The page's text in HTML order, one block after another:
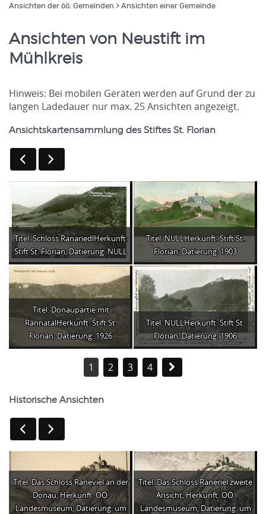
Ansichten der öö. Gemeinden > Ansichten einer Gemeinde
Ansichten von Neustift im
Mühlkreis
Hinweis: Bei mobilen Geräten werden auf Grund der zu
langen Ladedauer nur max. 25 Ansichten angezeigt.
Ansichtskartensammlung des Stiftes St. Florian
Titel: Schloss RanariedlHerkunft:
Stift St. Florian; Datierung: NULL
Titel: NULLHerkunft: Stift St.
Florian; Datierung: 1903
Titel: Donaupartie mit
RannatalHerkunft: Stift St.
Florian; Datierung: 1926
Titel: NULLHerkunft: Stift St.
Florian; Datierung: 1906
1 2 3 4
Historische Ansichten
Titel: Das Schloss Raneviel an der
Donau; Herkunft: OÖ.
Landesmuseum; Datierung: um
Titel: Das Schloss Raneriel zweite
Ansicht; Herkunft: OÖ.
Landesmuseum; Datierung: um